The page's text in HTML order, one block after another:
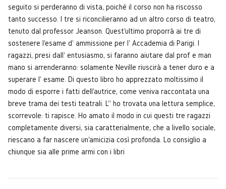
seguito si perderanno di vista, poiché il corso non ha riscosso
tanto successo. I tre si riconcilieranno ad un altro corso di teatro,
tenuto dal professor Jeanson. Quest'ultimo proporrà ai tre di
sostenere l'esame d' ammissione per l' Accademia di Parigi. I
ragazzi, presi dall' entusiasmo, si faranno aiutare dal prof e man
mano si arrenderanno: solamente Neville riuscirà a tener duro e a
superare l' esame. Di questo libro ho apprezzato moltissimo il
modo di esporre i fatti dell'autrice, come veniva raccontata una
breve trama dei testi teatrali. L'' ho trovata una lettura semplice,
scorrevole: ti rapisce. Ho amato il modo in cui questi tre ragazzi
completamente diversi, sia caratterialmente, che a livello sociale,
riescano a far nascere un'amicizia così profonda. Lo consiglio a
chiunque sia alle prime armi con i libri